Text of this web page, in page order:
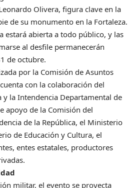
Olivera, figura clave en la
de su monumento en la Fortaleza.
estará abierta a todo público, y las
al desfile permanecerán
de octubre.
por la Comisión de Asuntos
con la colaboración del
y la Intendencia Departamental de
apoyo de la Comisión del
de la República, el Ministerio
de Educación y Cultura, el
entes estatales, productores
militar, el evento se proyecta